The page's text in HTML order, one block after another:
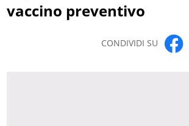
vaccino preventivo
CONDIVIDI SU